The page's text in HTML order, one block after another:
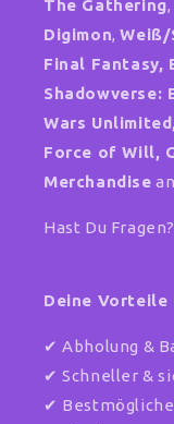
The Gathering,
Digimon,Weiß/
Final Fantasy,
Shadowverse:
Wars
Force of Will,
Merchandise
Hast Du Fragen?
Deine Vorteile
✔ Abholung &
✔ Schneller &
✔